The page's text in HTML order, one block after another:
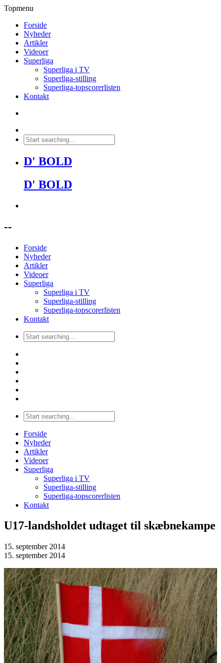
Topmenu
Forside
Nyheder
Artikler
Videoer
Superliga
Superliga i TV
Superliga-stilling
Superliga-topscorerlisten
Kontakt
D' BOLD
D' BOLD
--
Forside
Nyheder
Artikler
Videoer
Superliga
Superliga i TV
Superliga-stilling
Superliga-topscorerlisten
Kontakt
Forside
Nyheder
Artikler
Videoer
Superliga
Superliga i TV
Superliga-stilling
Superliga-topscorerlisten
Kontakt
U17-landsholdet udtaget til skæbnekampe
15. september 2014
15. september 2014